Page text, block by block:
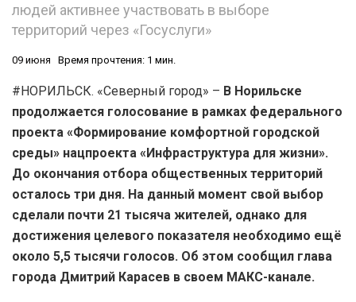
людей активнее участвовать в выборе
территорий через «Госуслуги»
09 июня Время прочтения: 1 мин.
#НОРИЛЬСК. «Северный город» – В Норильске
продолжается голосование в рамках федерального
проекта «Формирование комфортной городской
среды» нацпроекта «Инфраструктура для жизни».
До окончания отбора общественных территорий
осталось три дня. На данный момент свой выбор
сделали почти 21 тысяча жителей, однако для
достижения целевого показателя необходимо ещё
около 5,5 тысячи голосов. Об этом сообщил глава
города Дмитрий Карасев в своем МАКС-канале.